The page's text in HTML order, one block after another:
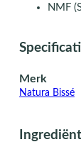
NMF
Merk
Natura Bissé